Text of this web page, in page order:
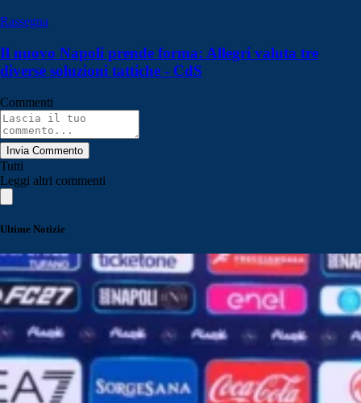
Rassegna
Il nuovo Napoli prende forma: Allegri valuta tre
diverse soluzioni tattiche - CdS
Commenti
Invia Commento
Tutti
Leggi altri commenti
Ultime Notizie